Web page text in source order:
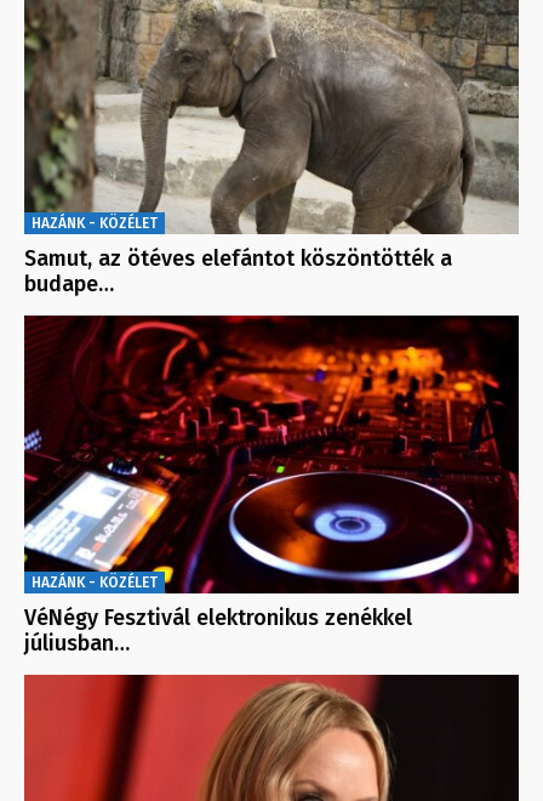
HAZÁNK - KÖZÉLET
Samut, az ötéves elefántot köszöntötték a
budape…
HAZÁNK - KÖZÉLET
VéNégy Fesztivál elektronikus zenékkel
júliusban…